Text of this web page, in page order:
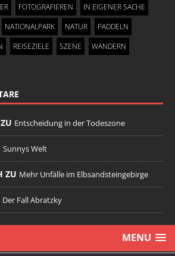
FOTOGRAFIEREN
IN EIGENER SACHE
NATIONALPARK NATUR
PADDELN
REISEZIELE SZENE
WANDERN
Entscheidung in der Todeszone
Sunnys Welt
ZU Mehr Unfälle im Elbsandsteingebirge
Der Fall Abratzky
MENU